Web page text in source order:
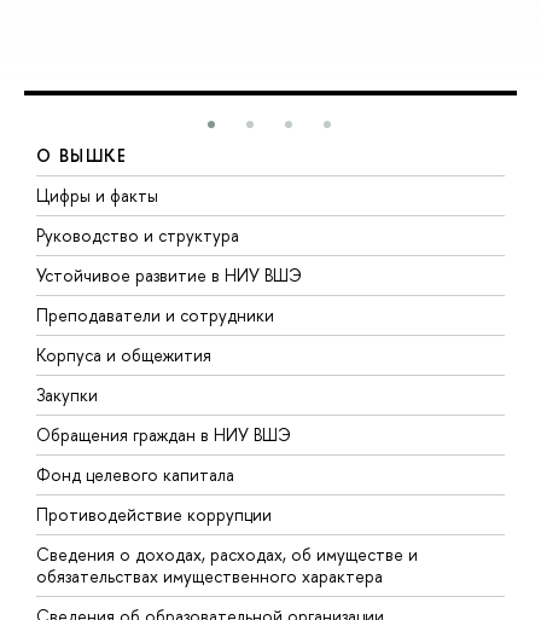
О ВЫШКЕ
Цифры и факты
Руководство и структура
Устойчивое развитие в НИУ ВШЭ
Преподаватели и сотрудники
Корпуса и общежития
Закупки
Обращения граждан в НИУ ВШЭ
Фонд целевого капитала
Противодействие коррупции
Сведения о доходах, расходах, об имуществе и
обязательствах имущественного характера